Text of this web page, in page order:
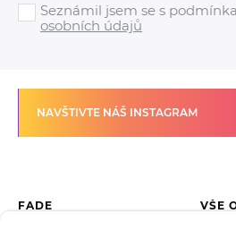
Seznámil jsem se s
osobních údajů
NAVŠTIVTE NÁŠ INSTAGRAM
FADE
VŠE